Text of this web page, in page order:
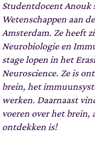
Studentdocent Anouk
Wetenschappen aan
Amsterdam. Ze heeft
Neurobiologie en
stage lopen in het
Neuroscience. Ze is
brein, het
werken. Daarnaast
voeren over het brein,
ontdekken is!